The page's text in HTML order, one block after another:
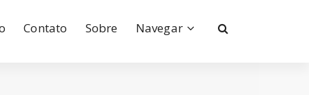
Contato Sobre Navegar